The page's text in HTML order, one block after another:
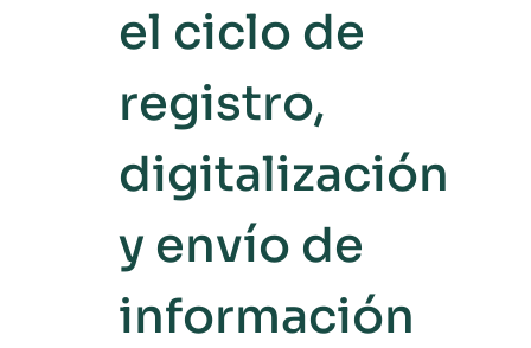
el ciclo de
registro,
digitalización
y envío de
información